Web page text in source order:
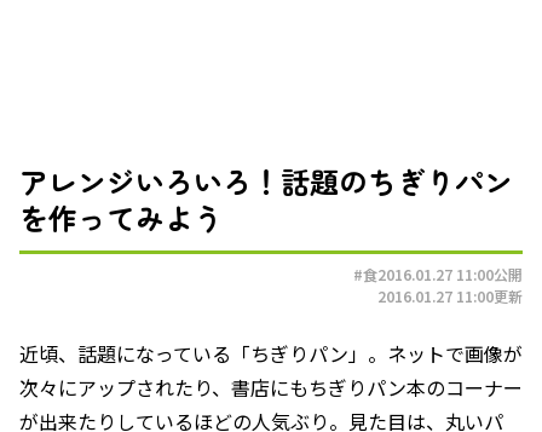
アレンジいろいろ！話題のちぎりパン
を作ってみよう
#食2016.01.27 11:00公開
2016.01.27 11:00更新
近頃、話題になっている「ちぎりパン」。ネットで画像が
次々にアップされたり、書店にもちぎりパン本のコーナー
が出来たりしているほどの人気ぶり。見た目は、丸いパ